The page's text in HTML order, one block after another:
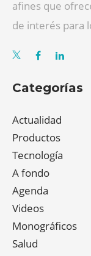
afines que
de interés para
Categorías
Actualidad
Productos
Tecnología
A fondo
Agenda
Videos
Monográficos
Salud